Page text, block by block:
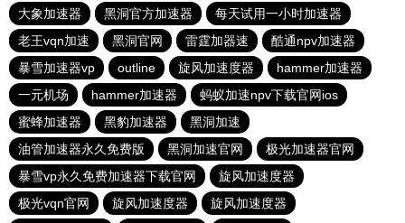
大象加速器
黑洞官方加速器
每天试用一小时加速器
老王vqn加速
黑洞官网 雷霆加器速
酷通npv加速器
暴雪加速器vp
outline 旋风加速度器
hammer加速器
一元机场
hammer加速器
蚂蚁加速npv下载官网ios
蜜蜂加速器
黑豹加速器
黑洞加速
油管加速器永久免费版
黑洞加速官网
极光加速器官网
暴雪vp永久免费加速器下载官网
旋风加速度器
极光vqn官网
旋风加速度器 旋风加速度器